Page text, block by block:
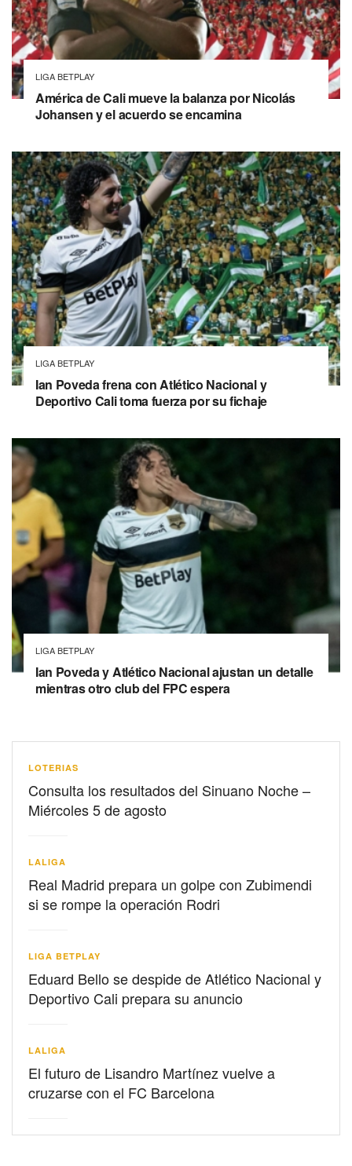
LIGA BETPLAY
América de Cali mueve la balanza por Nicolás
Johansen y el acuerdo se encamina
LIGA BETPLAY
Ian Poveda frena con Atlético Nacional y
Deportivo Cali toma fuerza por su fichaje
LIGA BETPLAY
Ian Poveda y Atlético Nacional ajustan un detalle
mientras otro club del FPC espera
LOTERIAS
Consulta los resultados del Sinuano Noche –
Miércoles 5 de agosto
LALIGA
Real Madrid prepara un golpe con Zubimendi
si se rompe la operación Rodri
LIGA BETPLAY
Eduard Bello se despide de Atlético Nacional y
Deportivo Cali prepara su anuncio
LALIGA
El futuro de Lisandro Martínez vuelve a
cruzarse con el FC Barcelona